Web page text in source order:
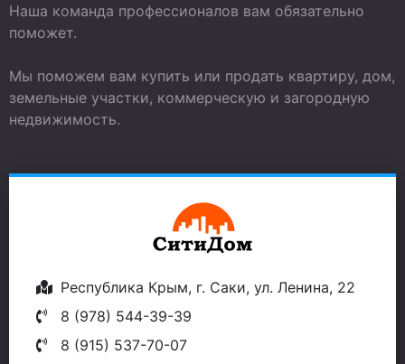
Наша команда профессионалов вам обязательно
поможет.
Мы поможем вам купить или продать квартиру, дом,
земельные участки, коммерческую и загородную
недвижимость.
Республика Крым, г. Саки, ул. Ленина, 22
8 (978) 544-39-39
8 (915) 537-70-07